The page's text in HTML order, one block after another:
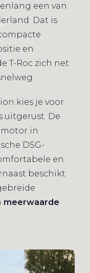
een van
Dat is
en
T-Roc zich net
kies je voor
uitgerust. De
motor in
DSG-
en
beschikt
meerwaarde